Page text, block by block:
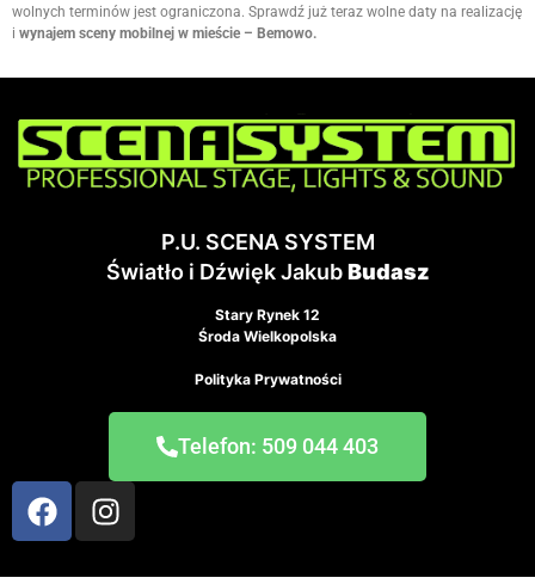
wolnych terminów jest ograniczona. Sprawdź już teraz wolne daty na realizację
i wynajem sceny mobilnej w mieście – Bemowo.
P.U. SCENA SYSTEM
Światło i Dźwięk JakubBudasz
Stary Rynek 12
Środa Wielkopolska
Polityka Prywatności
Telefon: 509 044 403